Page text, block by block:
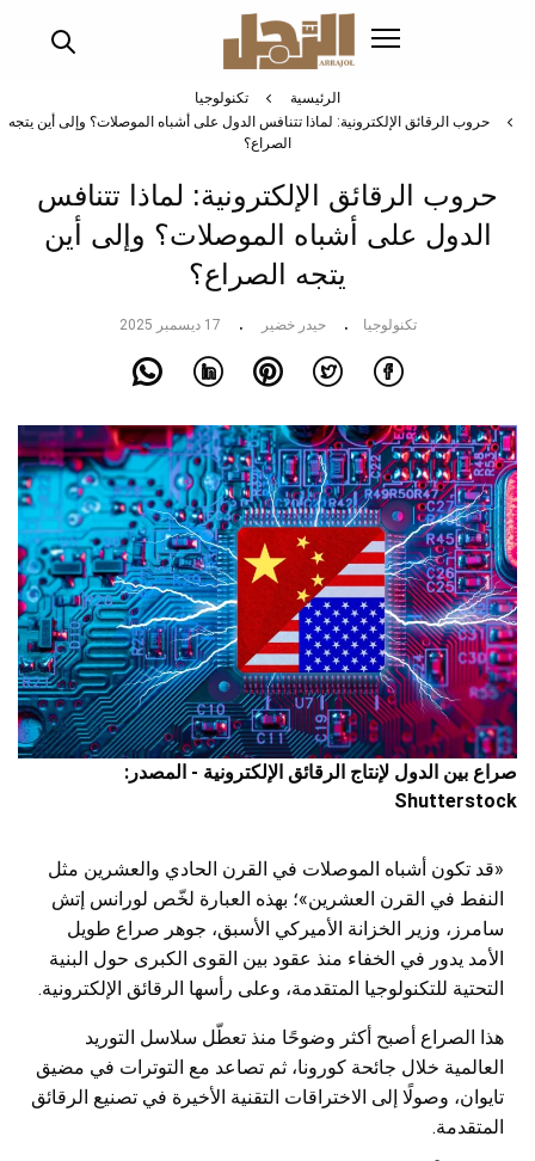
الرئيسية
تكنولوجيا
حروب الرقائق الإلكترونية: لماذا تتنافس الدول على أشباه الموصلات؟ وإلى أين يتجه
الصراع؟
حروب الرقائق الإلكترونية: لماذا تتنافس
الدول على أشباه الموصلات؟ وإلى أين
يتجه الصراع؟
تكنولوجيا حيدر خضير 17 ديسمبر 2025
صراع بين الدول لإنتاج الرقائق الإلكترونية - المصدر:
Shutterstock
«قد تكون أشباه الموصلات في القرن الحادي والعشرين مثل
النفط في القرن العشرين»؛ بهذه العبارة لخّص لورانس إتش
سامرز، وزير الخزانة الأميركي الأسبق، جوهر صراع طويل
الأمد يدور في الخفاء منذ عقود بين القوى الكبرى حول البنية
التحتية للتكنولوجيا المتقدمة، وعلى رأسها الرقائق الإلكترونية.
هذا الصراع أصبح أكثر وضوحًا منذ تعطّل سلاسل التوريد
العالمية خلال جائحة كورونا، ثم تصاعد مع التوترات في مضيق
تايوان، وصولًا إلى الاختراقات التقنية الأخيرة في تصنيع الرقائق
المتقدمة.